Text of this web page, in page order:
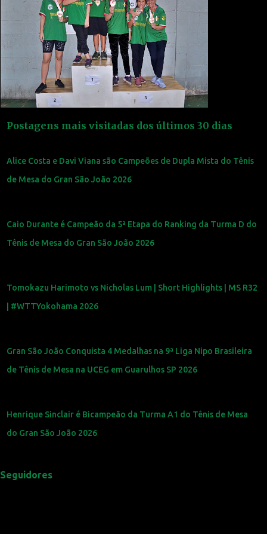
Postagens mais visitadas dos últimos 30 dias
Alice Costa e Davi Viana são Campeões de Dupla Mista do Tênis
de Mesa do Gran São João 2026
Caio Durante é Campeão da 5ª Etapa do Ranking da Turma D do
Tênis de Mesa do Gran São João 2026
Tomokazu Harimoto vs Nicholas Lum | Short Highlights | MS R32
| #WTTYokohama 2026
Gran São João Conquista 4 Medalhas na 9ª Liga Nipo Brasileira
de Tênis de Mesa na UCEG em Guarulhos SP 2026
Henrique Sinclair é Bicampeão da Turma A1 do Tênis de Mesa
do Gran São João 2026
Seguidores